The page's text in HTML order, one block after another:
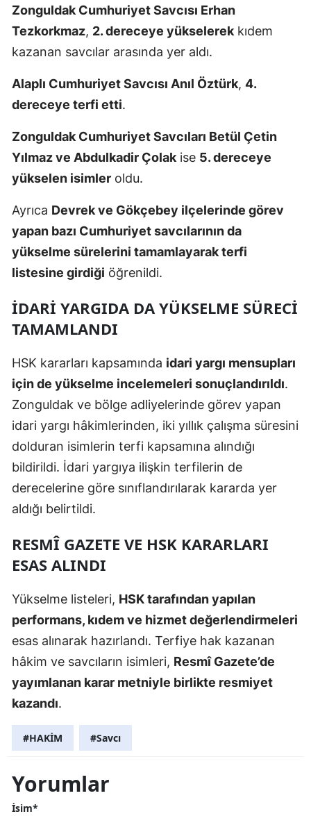
Zonguldak Cumhuriyet Savcısı Erhan
Tezkorkmaz, 2. dereceye yükselerekkıdem
kazanan savcılar arasında yer aldı.
Alaplı Cumhuriyet Savcısı Anıl Öztürk, 4.
dereceye terfi etti.
Zonguldak Cumhuriyet Savcıları Betül Çetin
Yılmaz ve Abdulkadir Çolakise 5. dereceye
yükselen isimler oldu.
Ayrıca Devrek ve Gökçebey ilçelerinde görev
yapan bazı Cumhuriyet savcılarının da
yükselme sürelerini tamamlayarak terfi
listesine girdiği öğrenildi.
İDARI YARGIDA DA YÜKSELME SÜRECI
TAMAMLANDI
HSK kararları kapsamında idari yargı mensupları
için de yükselme incelemeleri sonuçlandırıldı.
Zonguldak ve bölge adliyelerinde görev yapan
idari yargı hâkimlerinden, iki yıllık çalışma süresini
dolduran isimlerin terfi kapsamına alındığı
bildirildi. İdari yargıya ilişkin terfilerin de
derecelerine göre sınıflandırılarak kararda yer
aldığı belirtildi.
RESMÎ GAZETE VE HSK KARARLARI
ESAS ALINDI
Yükselme listeleri, HSK tarafından yapılan
performans, kıdem ve hizmet değerlendirmeleri
esas alınarak hazırlandı. Terfiye hak kazanan
hâkim ve savcıların isimleri, Resmî Gazete’de
yayımlanan karar metniyle birlikte resmiyet
kazandı.
#HAKİM #Savcı
Yorumlar
İsim*